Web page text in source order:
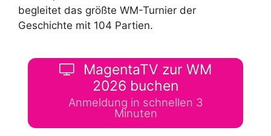
begleitet das größte WM-Turnier der
Geschichte mit 104 Partien.
MagentaTV zur WM
2026 buchen
Anmeldung in schnellen 3
Minuten